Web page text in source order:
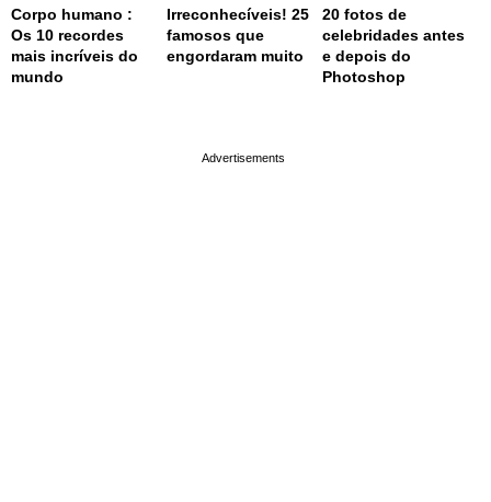
Corpo humano :
Os 10 recordes
mais incríveis do
mundo
Irreconhecíveis! 25
famosos que
engordaram muito
20 fotos de
celebridades antes
e depois do
Photoshop